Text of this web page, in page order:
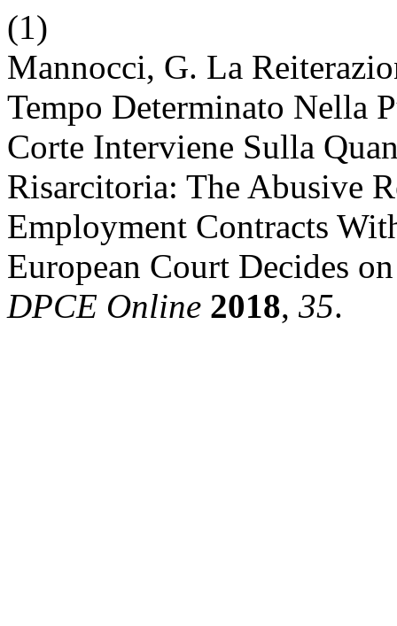
(1)
Mannocci, G. La
Tempo Determinato Nella
Corte Interviene Sulla
Risarcitoria: The Abusive
Employment Contracts
European Court Decides
DPCE Online 2018, 35.